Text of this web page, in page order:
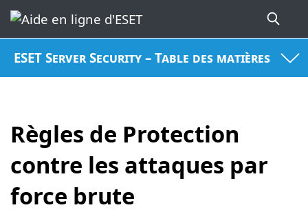
ESET Server Security – Table des matières
Règles de Protection
contre les attaques par
force brute